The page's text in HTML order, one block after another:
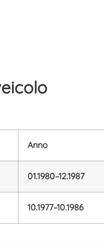
Anno
01.1980–12.1987
10.1977–10.1986